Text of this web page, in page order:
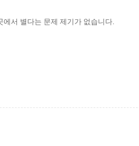
서 별다는 문제 제기가 없습니다.